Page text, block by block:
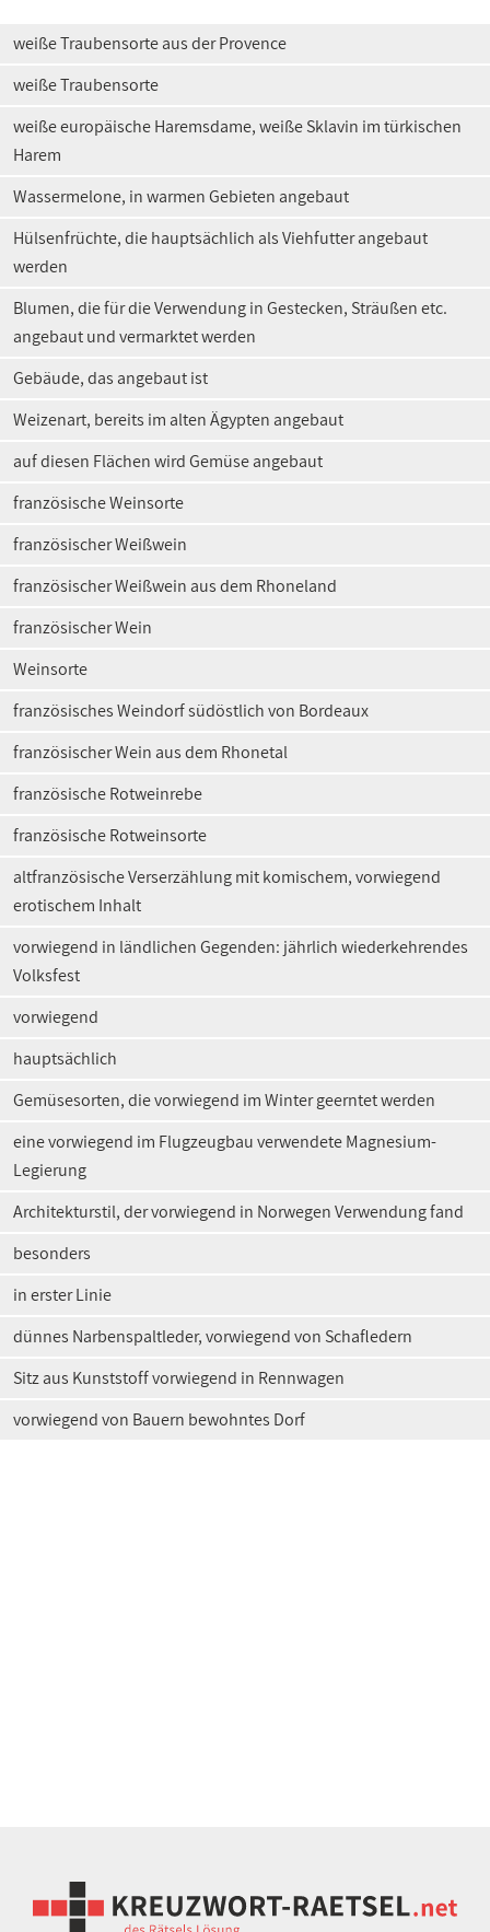
weiße Traubensorte aus der Provence
weiße Traubensorte
weiße europäische Haremsdame, weiße Sklavin im türkischen
Harem
Wassermelone, in warmen Gebieten angebaut
Hülsenfrüchte, die hauptsächlich als Viehfutter angebaut
werden
Blumen, die für die Verwendung in Gestecken, Sträußen etc.
angebaut und vermarktet werden
Gebäude, das angebaut ist
Weizenart, bereits im alten Ägypten angebaut
auf diesen Flächen wird Gemüse angebaut
französische Weinsorte
französischer Weißwein
französischer Weißwein aus dem Rhoneland
französischer Wein
Weinsorte
französisches Weindorf südöstlich von Bordeaux
französischer Wein aus dem Rhonetal
französische Rotweinrebe
französische Rotweinsorte
altfranzösische Verserzählung mit komischem, vorwiegend
erotischem Inhalt
vorwiegend in ländlichen Gegenden: jährlich wiederkehrendes
Volksfest
vorwiegend
hauptsächlich
Gemüsesorten, die vorwiegend im Winter geerntet werden
eine vorwiegend im Flugzeugbau verwendete Magnesium-
Legierung
Architekturstil, der vorwiegend in Norwegen Verwendung fand
besonders
in erster Linie
dünnes Narbenspaltleder, vorwiegend von Schafledern
Sitz aus Kunststoff vorwiegend in Rennwagen
vorwiegend von Bauern bewohntes Dorf